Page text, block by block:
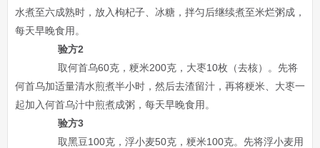
水煮至六成熟时，放入枸杞子、冰糖，拌匀后继续煮至米烂粥成，
每天早晚食用。
验方2
取何首乌60克，粳米200克，大枣10枚（去核）。先将
何首乌加适量清水煎煮半小时，然后去渣留汁，再将粳米、大枣一
起加入何首乌汁中煎煮成粥，每天早晚食用。
验方3
取黑豆100克，浮小麦50克，粳米100克。先将浮小麦用